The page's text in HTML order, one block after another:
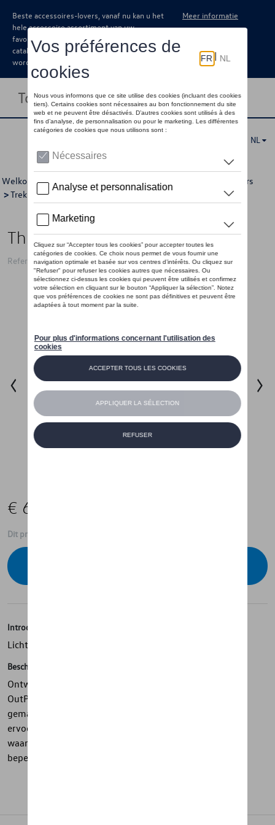
Beste accessoires-lovers, vanaf nu kan u het
hele accessoire assortiment van uw
favoriete merk terugvinden in de online
catalogus. Deze kunnen steeds besteld
worden via uw dealer.
Meer informatie
Toggle navigation
NL
Welkom >Catalogus Volkswagen > Transport
Fietsendragers
>Trekhaakfietsendragers > Detail
Thule OutPace 3 fietsen
Referentie: THU9013100
€ 699,95
Dit product is momenteel niet op stock
Introductie
Licht en compact
Beschrijving
Ontworpen voor de recreatieve fietser, biedt de Thule
OutPace een lichtgewicht en compact platform dat
gemakkelijk te hanteren is. Zijn opvouwbare aard zorgt
ervoor dat hij netjes in uw garage of kofferbak past,
waardoor het de ideale keuze is voor stedelingen met
beperkte opslagruimte.